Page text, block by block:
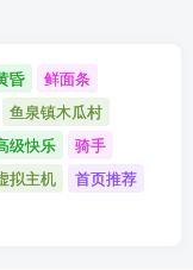
昏
鲜面条
鱼泉镇木瓜村
级快乐
骑手
拟主机
首页推荐